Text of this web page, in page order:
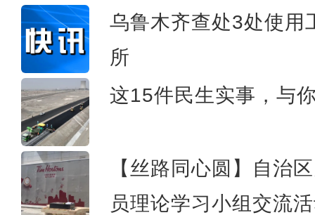
乌鲁木齐查处3处使用
所
这15件民生实事，与
【丝路同心圆】自治
员理论学习小组交流
库车市“拯救老屋行动-古